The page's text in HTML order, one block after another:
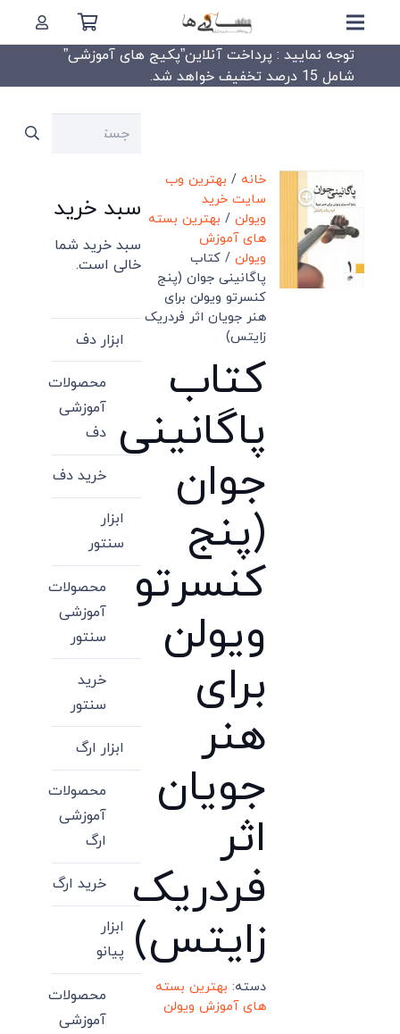
توجه نمایید : پرداخت آنلاین”پکیج های آموزشی”
شامل 15 درصد تخفیف خواهد شد.
خانه / بهترین وب
سایت خرید
ویولن / بهترین بسته
های آموزش
ویولن / کتاب
پاگانینی جوان (پنج
کنسرتو ویولن برای
هنر جویان اثر فردریک
زایتس)
کتاب
پاگانینی
جوان
(پنج
کنسرتو
ویولن
برای
هنر
جویان
اثر
فردریک
زایتس)
دسته: بهترین بسته
های آموزش ویولن
جستجو
سبد خرید
سبد خرید شما
خالی است.
ابزار دف
محصولات
آموزشی
دف
خرید دف
ابزار
سنتور
محصولات
آموزشی
سنتور
خرید
سنتور
ابزار ارگ
محصولات
آموزشی
ارگ
خرید ارگ
ابزار
پیانو
محصولات
آموزشی